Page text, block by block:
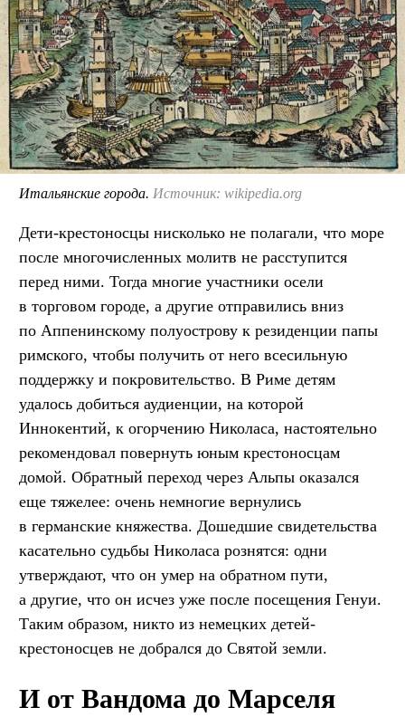
Итальянские города. Источник: wikipedia.org
Дети-крестоносцы нисколько не полагали, что море
после многочисленных молитв не расступится
перед ними. Тогда многие участники осели
в торговом городе, а другие отправились вниз
по Аппенинскому полуострову к резиденции папы
римского, чтобы получить от него всесильную
поддержку и покровительство. В Риме детям
удалось добиться аудиенции, на которой
Иннокентий, к огорчению Николаса, настоятельно
рекомендовал повернуть юным крестоносцам
домой. Обратный переход через Альпы оказался
еще тяжелее: очень немногие вернулись
в германские княжества. Дошедшие свидетельства
касательно судьбы Николаса рознятся: одни
утверждают, что он умер на обратном пути,
а другие, что он исчез уже после посещения Генуи.
Таким образом, никто из немецких детей-
крестоносцев не добрался до Святой земли.
И от Вандома до Марселя